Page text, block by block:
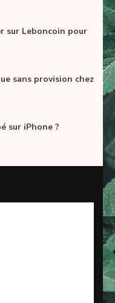
sur Leboncoin pour
sans provision chez
sur iPhone ?